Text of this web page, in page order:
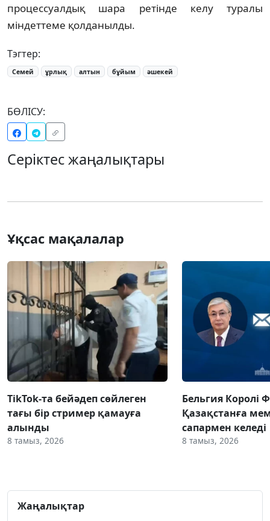
процессуалдық шара ретінде келу туралы
міндеттеме қолданылды.
Тэгтер:
Семей ұрлық алтын бұйым әшекей
БӨЛІСУ:
Серіктес жаңалықтары
Ұқсас мақалалар
TikTok-та бейәдеп сөйлеген
тағы бір стример қамауға
алынды
8 тамыз, 2026
Бельгия Королі
Қазақстанға
сапармен келеді
8 тамыз, 2026
Жаңалықтар